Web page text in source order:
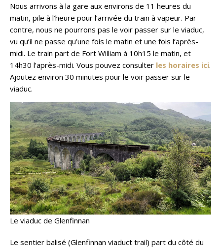
Nous arrivons à la gare aux environs de 11 heures du
matin, pile à l’heure pour l’arrivée du train à vapeur. Par
contre, nous ne pourrons pas le voir passer sur le viaduc,
vu qu’il ne passe qu’une fois le matin et une fois l’après-
midi. Le train part de Fort William à 10h15 le matin, et
14h30 l’après-midi. Vous pouvez consulter les horaires ici.
Ajoutez environ 30 minutes pour le voir passer sur le
viaduc.
Le viaduc de Glenfinnan
Le sentier balisé (Glenfinnan viaduct trail) part du côté du